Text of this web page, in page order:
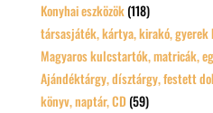
Konyhai eszközök (118)
társasjáték, kártya, kirakó, gyerek
Magyaros kulcstartók, matricák,
Ajándéktárgy, dísztárgy, festett
könyv, naptár, CD (59)